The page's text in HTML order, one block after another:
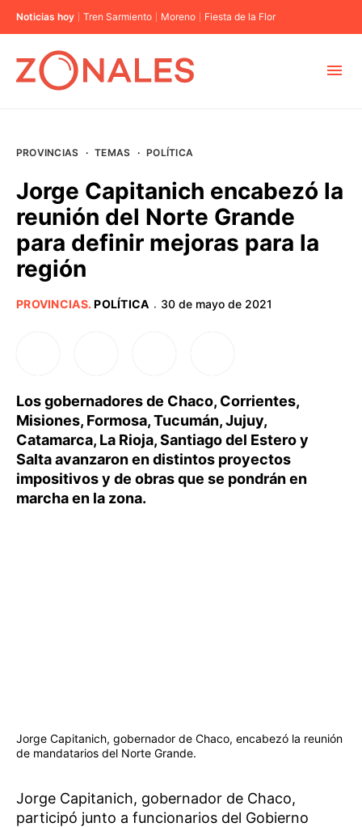
Noticias hoy Tren Sarmiento Moreno Fiesta de la Flor
BUENOS AIRES
PROVINCIAS
PROVINCIAS · TEMAS · POLÍTICA
Jorge Capitanich encabezó la
reunión del Norte Grande
para definir mejoras para la
región
PROVINCIAS.POLÍTICA · 30 de mayo de 2021
Los gobernadores de Chaco, Corrientes,
Misiones, Formosa, Tucumán, Jujuy,
Catamarca, La Rioja, Santiago del Estero y
Salta avanzaron en distintos proyectos
impositivos y de obras que se pondrán en
marcha en la zona.
Jorge Capitanich, gobernador de Chaco, encabezó la reunión
de mandatarios del Norte Grande.
Jorge Capitanich, gobernador de Chaco,
participó junto a funcionarios del Gobierno